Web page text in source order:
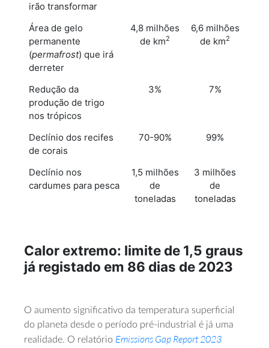
irão transformar
Área de gelo
permanente
(permafrost) que irá
derreter
4,8 milhões
de km2
6,6 milhões
de km2
Redução da
produção de trigo
nos trópicos
3% 7%
Declínio dos recifes
de corais
70-90% 99%
Declínio nos
cardumes para pesca
1,5 milhões
de
toneladas
3 milhões
de
toneladas
Calor extremo: limite de 1,5 graus
já registado em 86 dias de 2023
O aumento significativo da temperatura superficial
do planeta desde o período pré-industrial é já uma
realidade. O relatório Emissions Gap Report 2023